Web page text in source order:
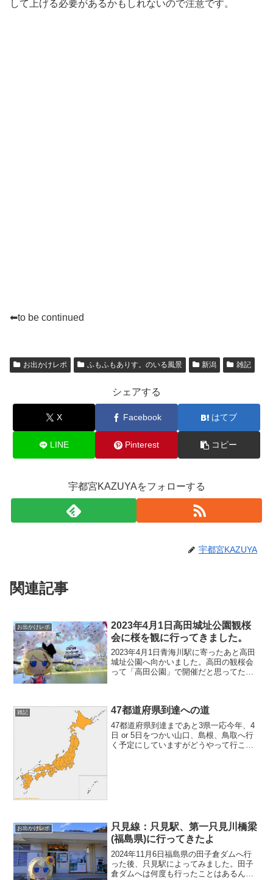
して上げる必要があるかもしれないので注意です。
⬅to be continued
お出かけレポ ふもふもありす。のいる風景 新潟 雑記
シェアする
X Facebook はてブ
LINE Pinterest コピー
宇都宮KAZUYAをフォローする
宇都宮KAZUYA
関連記事
お出かけレポ
2023年4月1日高田城址公園観桜
会に桜を観に行ってきました。
2023年4月1日青海川駅に寄ったあと高田
城址公園へ向かいました。高田の観桜会
って「高田公園」で開催だと思ってたん
ゃなかったっけ？？...
雑記 47都道府県到達への道
47都道府県到達まであと3県一応今年、4
日 or 5日をつかい山口、島根、鳥取へ行
く予定にしていますがどうやって行こう
お出かけレポ
只見線：只見駅、第一只見川橋梁
(福島県)に行ってきたよ
2024年11月6日福島県の田子倉ダムへ行
った後、只見駅によってみました。田子
倉ダムへは何度も行ったことはあるんだ